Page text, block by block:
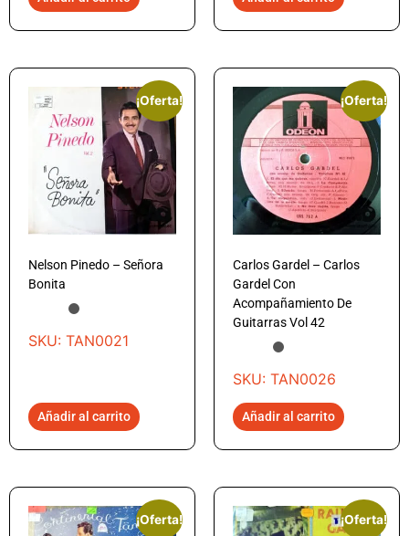
¡Oferta!
Nelson Pinedo – Señora
Bonita
SKU: TAN0021
Añadir al carrito
¡Oferta!
Carlos Gardel – Carlos
Gardel Con
Acompañamiento De
Guitarras Vol 42
SKU: TAN0026
Añadir al carrito
¡Oferta! ¡Oferta!